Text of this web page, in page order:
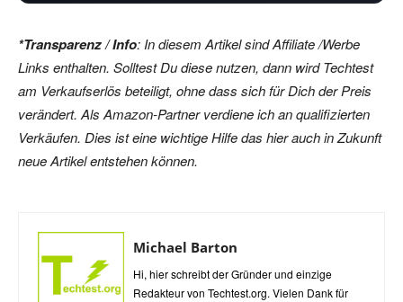
*Transparenz / Info: In diesem Artikel sind Affiliate /Werbe
Links enthalten. Solltest Du diese nutzen, dann wird Techtest
am Verkaufserlös beteiligt, ohne dass sich für Dich der Preis
verändert. Als Amazon-Partner verdiene ich an qualifizierten
Verkäufen. Dies ist eine wichtige Hilfe das hier auch in Zukunft
neue Artikel entstehen können.
Michael Barton
Hi, hier schreibt der Gründer und einzige
Redakteur von Techtest.org. Vielen Dank für